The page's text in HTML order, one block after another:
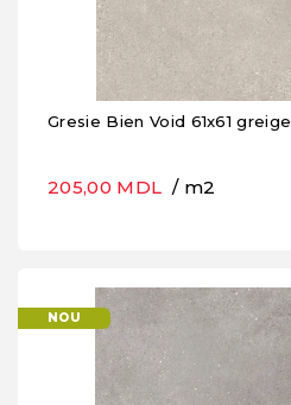
Gresie Bien Void 61x61 greige
205,00 MDL / m2
NOU